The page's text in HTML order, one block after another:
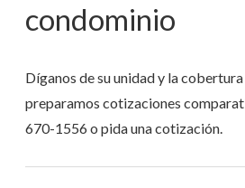
condominio
Díganos de su unidad y la
preparamos cotizaciones
670-1556o pida una cotización.